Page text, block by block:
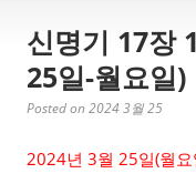
신명기 17장
25일-월요일)
Posted on 2024 3월 25
2024년 3월 25일(월